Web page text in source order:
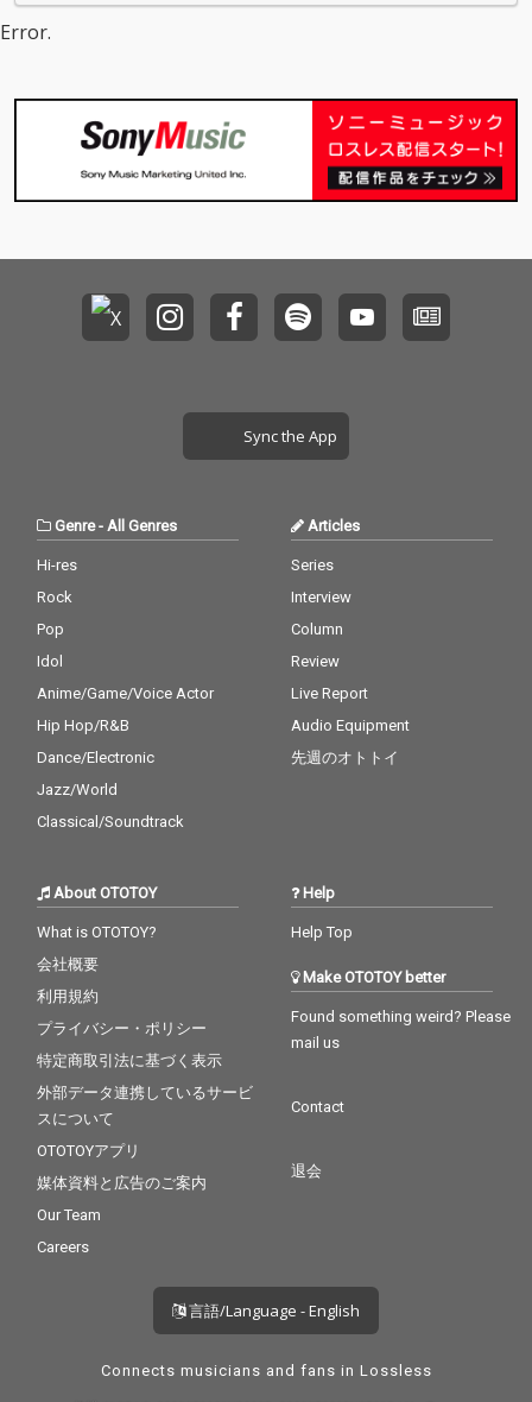
Error.
Sync the App
Genre- All Genres
Hi-res
Rock
Pop
Idol
Anime/Game/Voice Actor
Hip Hop/R&B
Dance/Electronic
Jazz/World
Classical/Soundtrack
Articles
Series
Interview
Column
Review
Live Report
Audio Equipment
先週のオトトイ
About OTOTOY
What is OTOTOY?
会社概要
利用規約
プライバシー・ポリシー
特定商取引法に基づく表示
外部データ連携しているサービ
スについて
OTOTOYアプリ
媒体資料と広告のご案内
Our Team
Careers
Help
Help Top
Make OTOTOY better
Found something weird? Please
mail us
Contact
退会
言語/Language - English
Connects musicians and fans in Lossless